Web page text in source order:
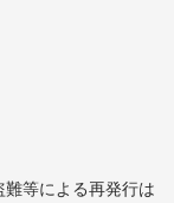
難等による再発行は